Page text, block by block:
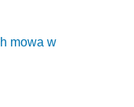
mowa w